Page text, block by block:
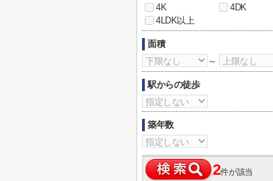
4K
4DK
4LDK以上
面積
～
駅からの徒歩
築年数
2件が該当